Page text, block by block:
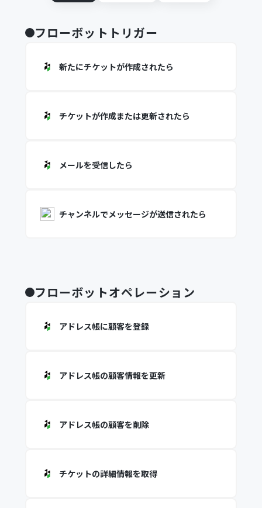
フローボットトリガー
新たにチケットが作成されたら
チケットが作成または更新されたら
メールを受信したら
チャンネルでメッセージが送信されたら
フローボットオペレーション
アドレス帳に顧客を登録
アドレス帳の顧客情報を更新
アドレス帳の顧客を削除
チケットの詳細情報を取得